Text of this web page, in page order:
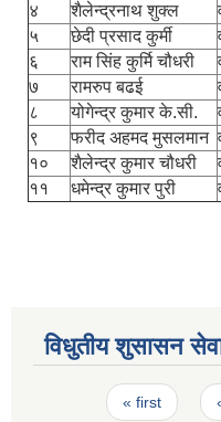
४
शैलेन्द्रनाथ शुक्ल
५
छेदी प्रसाद कुर्मी
६
राम सिंह कुर्मि चौधरी
७
रामरुप बढई
८
योगेन्द्र कुमार के.सी.
९
फरीद अहमद मुसलमान
१०
शैलेन्द्र कुमार चौधरी
११
धमेन्द्र कुमार पुरी
विधुतीय शुसासन
Pages« first